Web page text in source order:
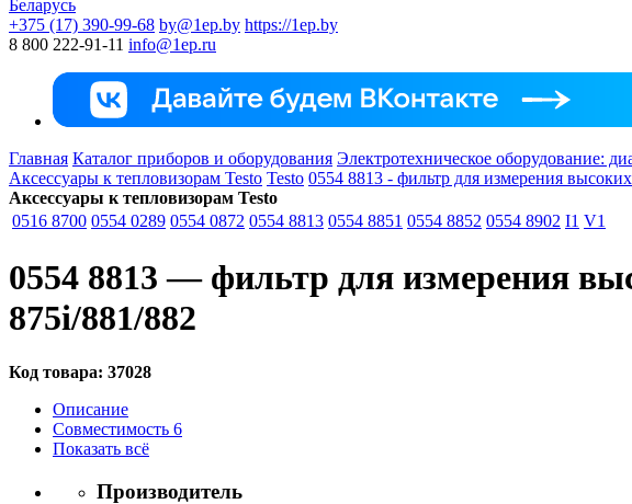
Беларусь
+375 (17) 390-99-68 by@1ep.by https://1ep.by
8 800 222-91-11 info@1ep.ru
Главная Каталог приборов и оборудования Электротехническое оборудование:
Аксессуары к тепловизорам Testo Testo 0554 8813 - фильтр для измерения
Аксессуары к тепловизорам Testo
0516 8700 0554 0289 0554 0872 0554 8813 0554 8851 0554 8852 0554 8902 I1 V1
0554 8813 — фильтр для измерения
875i/881/882
Код товара: 37028
Описание
Совместимость 6
Показать всё
Производитель